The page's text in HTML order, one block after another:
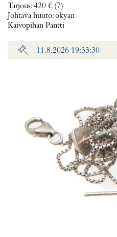
Tarjous:420 € (7)
Johtava huuto:okyan
Kaivopihan Pantti
11.8.2026 19:33:30